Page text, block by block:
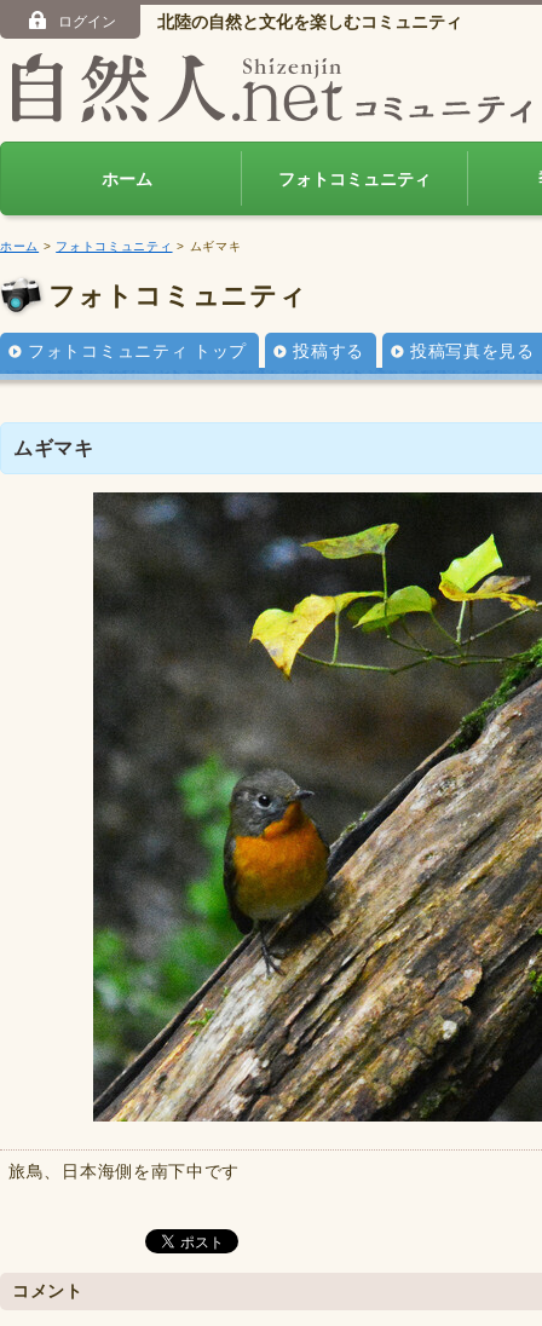
ログイン 北陸の自然と文化を楽しむコミュニティ
ホーム フォトコミュニティ
ホーム > フォトコミュニティ > ムギマキ
フォトコミュニティ
フォトコミュニティ トップ 投稿する 投稿写真を見る
ムギマキ
旅鳥、日本海側を南下中です
コメント